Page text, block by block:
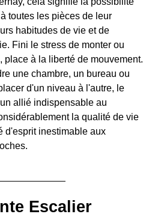
toutes les pièces de leur
habitudes de vie et de
Fini le stress de monter ou
place à la liberté de mouvement.
une chambre, un bureau ou
d'un niveau à l'autre, le
allié indispensable au
la qualité de vie
d'esprit inestimable aux
Escalier